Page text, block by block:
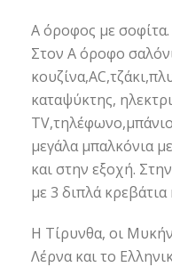
Α όροφος με σοφίτα.
Στον Α όροφο
καταψύκτης,
μεγάλα μπαλκόνια
και στην εξοχή.
με 3 διπλά
Η Τίρυνθα, οι
Λέρνα και το